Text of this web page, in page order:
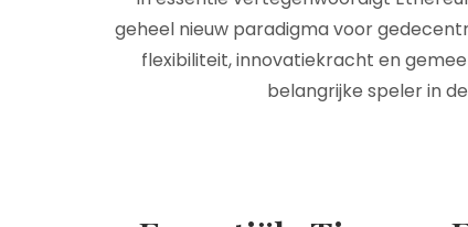
geheel nieuw paradigma voor
flexibiliteit, innovatiekracht en
belangrijke speler in